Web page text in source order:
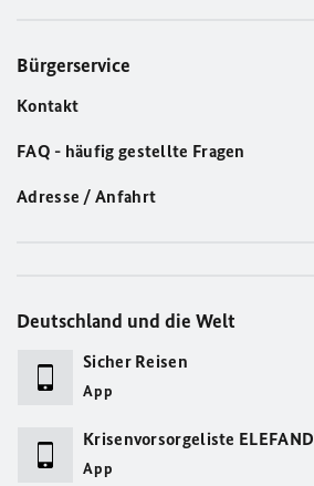
Bürgerservice
Kontakt
FAQ - häufig gestellte Fragen
Adresse / Anfahrt
Deutschland und die Welt
Sicher Reisen
App
Krisenvorsorgeliste ELEFAND
App